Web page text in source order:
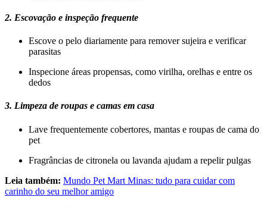
2. Escovação e inspeção frequente
Escove o pelo diariamente para remover sujeira e verificar
parasitas
Inspecione áreas propensas, como virilha, orelhas e entre os
dedos
3. Limpeza de roupas e camas em casa
Lave frequentemente cobertores, mantas e roupas de cama do
pet
Fragrâncias de citronela ou lavanda ajudam a repelir pulgas
Leia também: Mundo Pet Mart Minas: tudo para cuidar com
carinho do seu melhor amigo